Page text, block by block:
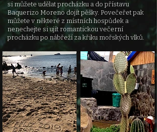
si můžete udělat procházku a do přístavu
Baquerizo Moreno dojít pěšky. Povečeřet pak
můžete v některé z místních hospůdek a
nenechejte si ujít romantickou večerní
procházku po nábřeží za křiku mořských vlků.